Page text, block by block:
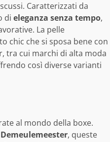
Caratterizzati da
di eleganza senza tempo,
La pelle
chic che si sposa bene con
tra cui marchi di alta moda
così diverse varianti
al mondo della boxe.
, queste